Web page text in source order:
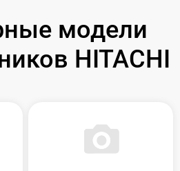
модели
HITACHI